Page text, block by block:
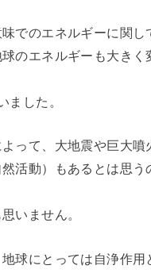
でのエネルギーに関
のエネルギーも大き
ました。
って、大地震や巨大
活動）もあるとは思
いません。
球にとっては自浄作用